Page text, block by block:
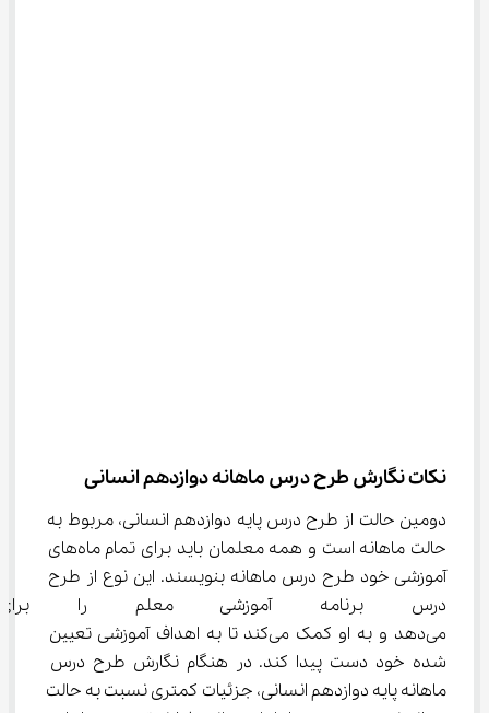
نکات نگارش طرح درس ماهانه دوازدهم انسانی
دومین حالت از طرح درس پایه دوازدهم انسانی، مربوط به
حالت ماهانه است و همه معلمان باید برای تمام ماه‌های
آموزشی خود طرح درس ماهانه بنویسند. این نوع از طرح
درس برنامه آموزشی معلم را
می‌دهد و به او کمک می‌کند تا به اهداف آموزشی تعیین
شده خود دست پیدا کند. در هنگام نگارش طرح درس
ماهانه پایه دوازدهم انسانی، جزئیات کمتری نسبت به حالت